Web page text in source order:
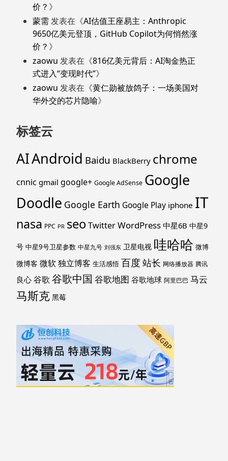
价？ 》
蒙需 发表在《AI估值王座易主：Anthropic
9650亿美元登顶，GitHub Copilot为何悄然涨
价？ 》
zaowu 发表在《816亿美元背后：AI淘金热正
式进入“变现时代”》
zaowu 发表在《黄仁勋被放鸽子：一场美国对
华外交的芯片隐喻》
标签云
AIAndroid Baidu BlackBerry chrome
cnnic gmail google+ Google AdSense Google
Doodle Google Earth Google Play iphone IT
nasa PPC PR seoTwitterWordPress 中星6B 中星9
号 中星9号卫星参数 中星九号 刘强东 卫星电视 哇哈哈 微博
微博客 微软独立博客 生活感悟 百度 站长 网络播放器 腾讯
良心 谷歌 谷歌中国 谷歌地图 谷歌地球 阿里巴巴 马云
马斯克 黑莓